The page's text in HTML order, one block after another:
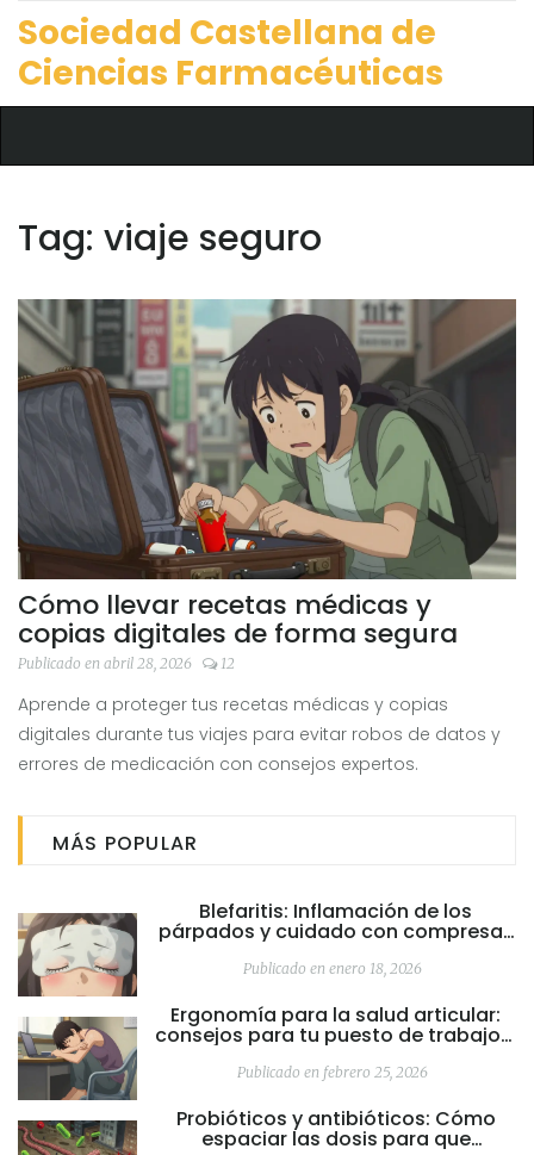
Sociedad Castellana de
Ciencias Farmacéuticas
Tag: viaje seguro
Cómo llevar recetas médicas y
copias digitales de forma segura
Publicado en abril 28, 2026 12
Aprende a proteger tus recetas médicas y copias
digitales durante tus viajes para evitar robos de datos y
errores de medicación con consejos expertos.
MÁS POPULAR
Blefaritis: Inflamación de los
párpados y cuidado con compresas
Publicado en enero 18, 2026
Ergonomía para la salud articular:
consejos para tu puesto de trabajo y
Publicado en febrero 25, 2026
Probióticos y antibióticos: Cómo
espaciar las dosis para que